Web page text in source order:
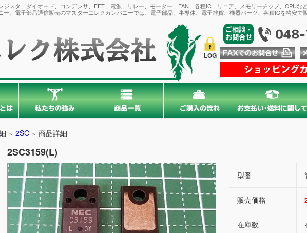
スタ、ダイオード、コンデンサ、FET、電源、リレー、モーター、FAN、各種IC、リニア、メモリーチップ、CPUな
。電子部品通信販売のマスターエレクカンパニーでは、電子部品、半導体、電子雑貨、機器パーツ、各種ICを格安で
LOG
＞ 2SC ＞ 商品詳細
2SC3159(L)
型番
販売価格
在庫数